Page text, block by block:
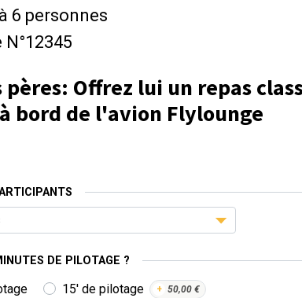
6 personnes
pères: Offrez lui un repas
bord de l'avion Flylounge
DE PILOTAGE ?
15' de pilotage + 50,00 €